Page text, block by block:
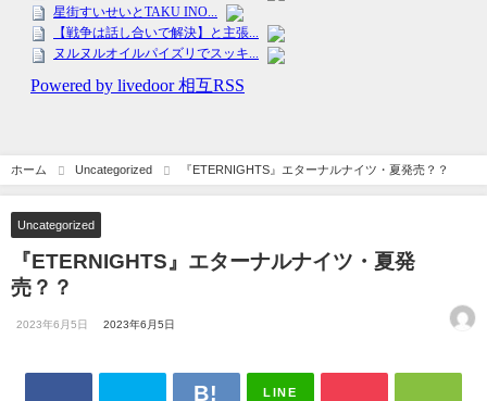
ホーム Uncategorized 『ETERNIGHTS』エターナルナイツ・夏発売？？
Uncategorized
『ETERNIGHTS』エターナルナイツ・夏発
売？？
2023年6月5日 2023年6月5日
LINE